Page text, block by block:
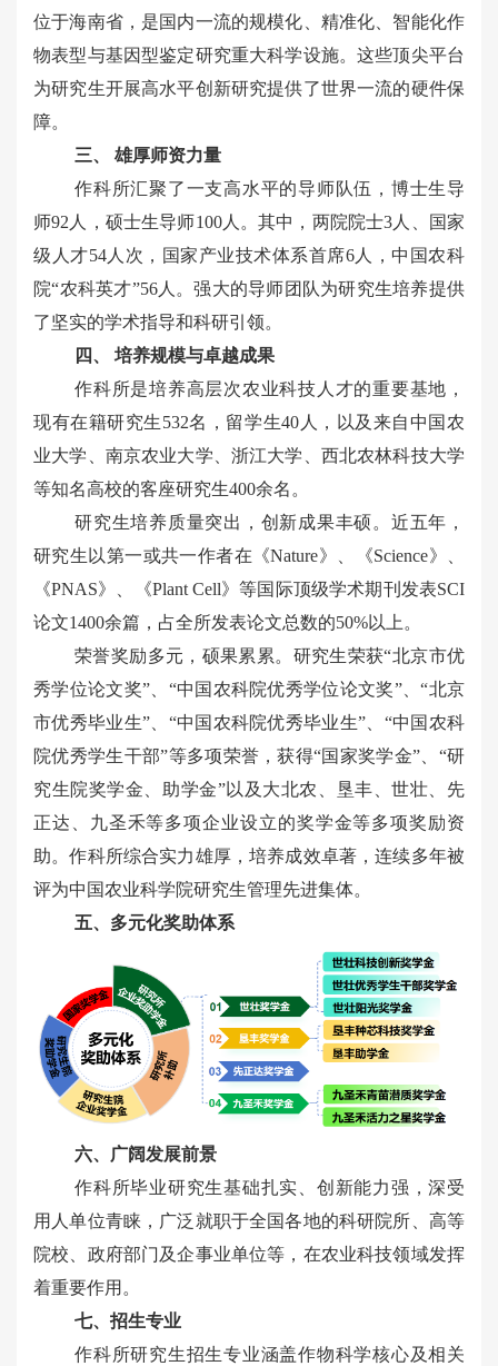
位于海南省，是国内一流的规模化、精准化、智能化作
物表型与基因型鉴定研究重大科学设施。这些顶尖平台
为研究生开展高水平创新研究提供了世界一流的硬件保
障。
三、 雄厚师资力量
作科所汇聚了一支高水平的导师队伍， 博士生导
师92人，硕士生导师100人。其中，两院院士3人、国家
级人才54人次，国家产业技术体系首席6人，中国农科
院“农科英才”56人。强大的导师团队为研究生培养提供
了坚实的学术指导和科研引领。
四、 培养规模与卓越成果
作科所是培养高层次农业科技人才的重要基地，
现有在籍研究生532名，留学生40人，以及来自中国农
业大学、南京农业大学、浙江大学、西北农林科技大学
等知名高校的客座研究生400余名。
研究生培养质量突出，创新成果丰硕。近五年，
研究生以第一或共一作者在《Nature》、《Science》、
《PNAS》、《Plant Cell》等国际顶级学术期刊发表SCI
论文1400余篇，占全所发表论文总数的50%以上。
荣誉奖励多元，硕果累累。研究生荣获“北京市优
秀学位论文奖”、“中国农科院优秀学位论文奖”、“北京
市优秀毕业生”、“中国农科院优秀毕业生”、“中国农科
院优秀学生干部”等多项荣誉，获得“国家奖学金”、“研
究生院奖学金、助学金”以及大北农、垦丰、世壮、先
正达、九圣禾等多项企业设立的奖学金等多项奖励资
助。作科所综合实力雄厚，培养成效卓著，连续多年被
评为中国农业科学院研究生管理先进集体。
五、多元化奖助体系
六、广阔发展前景
作科所毕业研究生基础扎实、创新能力强，深受
用人单位青睐，广泛就职于全国各地的科研院所、高等
院校、政府部门及企事业单位等，在农业科技领域发挥
着重要作用。
七、招生专业
作科所研究生招生专业涵盖作物科学核心及相关